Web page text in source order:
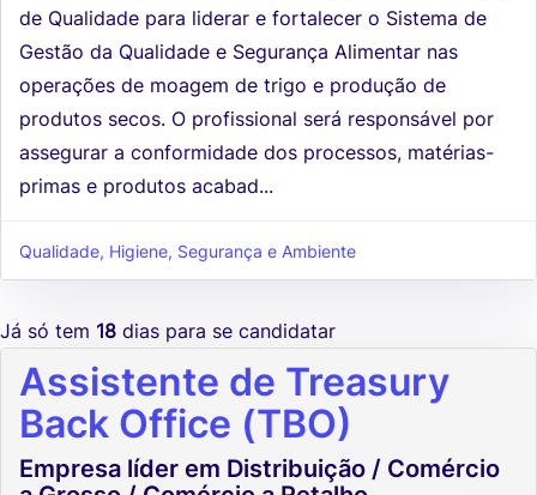
de Qualidade para liderar e fortalecer o Sistema de
Gestão da Qualidade e Segurança Alimentar nas
operações de moagem de trigo e produção de
produtos secos. O profissional será responsável por
assegurar a conformidade dos processos, matérias-
primas e produtos acabad...
Qualidade, Higiene, Segurança e Ambiente
Já só tem 18 dias para se candidatar
Assistente de Treasury
Back Office (TBO)
Empresa líder em Distribuição / Comércio